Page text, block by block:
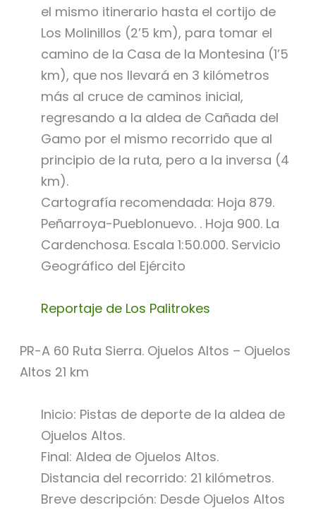
el mismo itinerario hasta el cortijo de
Los Molinillos (2’5 km), para tomar el
camino de la Casa de la Montesina (1’5
km), que nos llevará en 3 kilómetros
más al cruce de caminos inicial,
regresando a la aldea de Cañada del
Gamo por el mismo recorrido que al
principio de la ruta, pero a la inversa (4
km).
Cartografía recomendada: Hoja 879.
Peñarroya-Pueblonuevo. . Hoja 900. La
Cardenchosa. Escala 1:50.000. Servicio
Geográfico del Ejército
Reportaje de Los Palitrokes
PR-A 60 Ruta Sierra. Ojuelos Altos – Ojuelos
Altos 21 km
Inicio: Pistas de deporte de la aldea de
Ojuelos Altos.
Final: Aldea de Ojuelos Altos.
Distancia del recorrido: 21 kilómetros.
Breve descripción: Desde Ojuelos Altos